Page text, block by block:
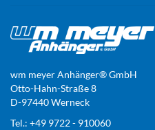
wm meyer Anhänger® GmbH
Otto-Hahn-Straße 8
D-97440 Werneck
Tel.: +49 9722 - 910060